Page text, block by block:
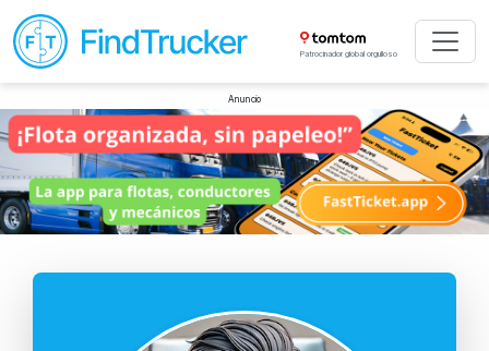
Patrocinador global orgulloso
Anuncio